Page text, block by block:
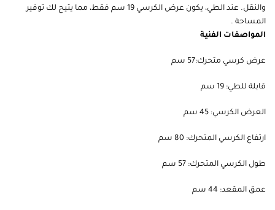
والنقل. عند الطي، يكون عرض الكرسي 19 سم فقط، مما يتيح لك توفير
المساحة .
المواصفات الفنية
عرض كرسي متحرك:57 سم
قابلة للطي: 19 سم
العرض الكرسي: 45 سم
ارتفاع الكرسي المتحرك: 80 سم
طول الكرسي المتحرك: 57 سم
عمق المقعد: 44 سم